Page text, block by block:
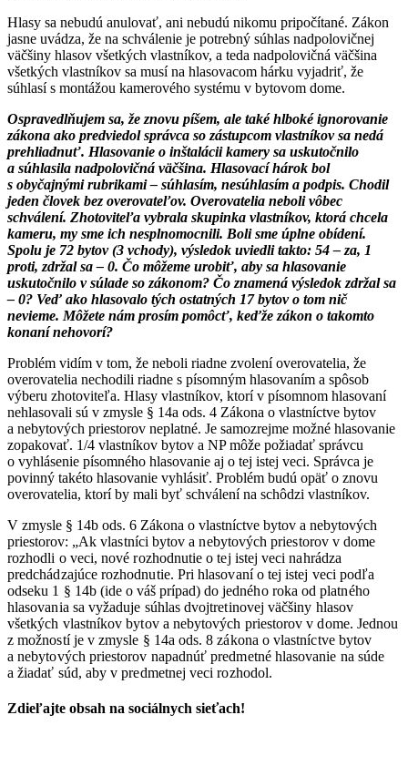
Hlasy sa nebudú anulovať, ani nebudú nikomu pripočítané. Zákon
jasne uvádza, že na schválenie je potrebný súhlas nadpolovičnej
väčšiny hlasov všetkých vlastníkov, a teda nadpolovičná väčšina
všetkých vlastníkov sa musí na hlasovacom hárku vyjadriť, že
súhlasí s montážou kamerového systému v bytovom dome.
Ospravedlňujem sa, že znovu píšem, ale také hlboké ignorovanie
zákona ako predviedol správca so zástupcom vlastníkov sa nedá
prehliadnuť. Hlasovanie o inštalácii kamery sa uskutočnilo
a súhlasila nadpolovičná väčšina. Hlasovací hárok bol
s obyčajnými rubrikami – súhlasím, nesúhlasím a podpis. Chodil
jeden človek bez overovateľov. Overovatelia neboli vôbec
schválení. Zhotoviteľa vybrala skupinka vlastníkov, ktorá chcela
kameru, my sme ich nesplnomocnili. Boli sme úplne obídení.
Spolu je 72 bytov (3 vchody), výsledok uviedli takto: 54 – za, 1
proti, zdržal sa – 0. Čo môžeme urobiť, aby sa hlasovanie
uskutočnilo v súlade so zákonom? Čo znamená výsledok zdržal sa
– 0? Veď ako hlasovalo tých ostatných 17 bytov o tom nič
nevieme. Môžete nám prosím pomôcť, keďže zákon o takomto
konaní nehovorí?
Problém vidím v tom, že neboli riadne zvolení overovatelia, že
overovatelia nechodili riadne s písomným hlasovaním a spôsob
výberu zhotoviteľa. Hlasy vlastníkov, ktorí v písomnom hlasovaní
nehlasovali sú v zmysle § 14a ods. 4 Zákona o vlastníctve bytov
a nebytových priestorov neplatné. Je samozrejme možné hlasovanie
zopakovať. 1/4 vlastníkov bytov a NP môže požiadať správcu
o vyhlásenie písomného hlasovanie aj o tej istej veci. Správca je
povinný takéto hlasovanie vyhlásiť. Problém budú opäť o znovu
overovatelia, ktorí by mali byť schválení na schôdzi vlastníkov.
V zmysle § 14b ods. 6 Zákona o vlastníctve bytov a nebytových
priestorov: „Ak vlastníci bytov a nebytových priestorov v dome
rozhodli o veci, nové rozhodnutie o tej istej veci nahrádza
predchádzajúce rozhodnutie. Pri hlasovaní o tej istej veci podľa
odseku 1 § 14b(ide o váš prípad) do jedného roka od platného
hlasovania sa vyžaduje súhlas dvojtretinovej väčšiny hlasov
všetkých vlastníkov bytov a nebytových priestorov v dome. Jednou
z možností je v zmysle § 14a ods. 8 zákona o vlastníctve bytov
a nebytových priestorov napadnúť predmetné hlasovanie na súde
a žiadať súd, aby v predmetnej veci rozhodol.
Zdieľajte obsah na sociálnych sieťach!